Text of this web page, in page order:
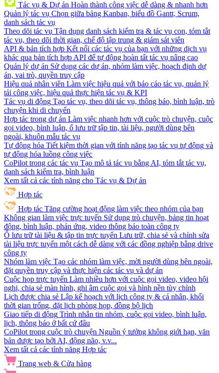
Tác vụ & Dự án Hoàn thành công việc dễ dàng & nhanh hơn
Quản lý tác vụ Chọn giữa bảng Kanban, biểu đồ Gantt, Scrum,
danh sách tác vụ
Theo dõi tác vụ Tận dụng danh sách kiểm tra & tác vụ con, tóm tắt
tác vụ, theo dõi thời gian, chế độ tập trung & giám sát viên
API & bản tích hợp Kết nối các tác vụ của bạn với những dịch vụ
khác qua bản tích hợp API để tự động hoàn tất tác vụ nâng cao
Quản lý dự án Sử dụng các dự án, nhóm làm việc, hoạch định dự
án, vai trò, quyền truy cập
Hiệu quả nhân viên Làm việc hiệu quả với báo cáo tác vụ, quản lý
tải công việc, hiệu quả thực hiện tác vụ & KPI
Tác vụ di động Tạo tác vụ, theo dõi tác vụ, thông báo, bình luận, trò
chuyện khi di chuyển
Hợp tác trong dự án Làm việc nhanh hơn với cuộc trò chuyện, cuộc
gọi video, bình luận, ổ lưu trữ tập tin, tài liệu, người dùng bên
ngoài, khuôn mẫu tác vụ
Tự động hóa Tiết kiệm thời gian với tính năng tạo tác vụ tự động và
tự động hóa luồng công việc
CoPilot trong các tác vụ Tạo mô tả tác vụ bằng AI, tóm tắt tác vụ,
danh sách kiểm tra, bình luận
Xem tất cả các tính năng cho Tác vụ & Dự án
Hợp tác
Hợp tác Tăng cường hoạt động làm việc theo nhóm của bạn
Không gian làm việc trực tuyến Sử dụng trò chuyện, bảng tin hoạt
động, bình luận, phản ứng, video thông báo toàn công ty
Ổ lưu trữ tài liệu & tập tin trực tuyến Lưu trữ, chia sẻ và chỉnh sửa
tài liệu trực tuyến một cách dễ dàng với các đồng nghiệp bằng drive
công ty
Nhóm làm việc Tạo các nhóm làm việc, mời người dùng bên ngoài,
đặt quyền truy cập và thực hiện các tác vụ và dự án
Cuộc họp trực tuyến Làm nhiều hơn với cuộc gọi video, video hội
nghị, chia sẻ màn hình, ghi âm cuộc gọi và hình nền tùy chỉnh
Lịch được chia sẻ Lập kế hoạch với lịch công ty & cá nhân, khối
thời gian trống, đặt lịch phòng họp, đồng bộ lịch
Giao tiếp di động Trình nhắn tin nhóm, cuộc gọi video, bình luận,
lịch, thông báo ở bất cứ đâu
CoPilot trong cuộc trò chuyện Nguồn ý tưởng không giới hạn, văn
bản được tạo bởi AI, động não, v.v...
Xem tất cả các tính năng Hợp tác
Trang web & Cửa hàng